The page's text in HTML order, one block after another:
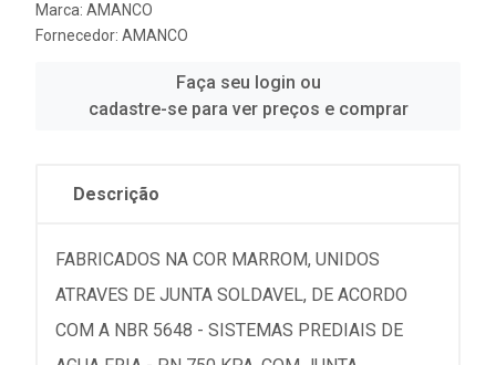
Marca: AMANCO
Fornecedor: AMANCO
Faça seu login ou
cadastre-se para ver preços e comprar
Descrição
FABRICADOS NA COR MARROM, UNIDOS
ATRAVES DE JUNTA SOLDAVEL, DE ACORDO
COM A NBR 5648 - SISTEMAS PREDIAIS DE